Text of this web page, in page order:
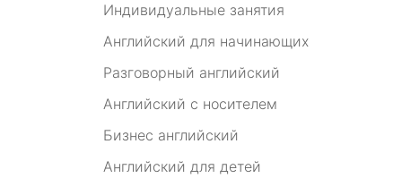
Индивидуальные занятия
Английский для начинающих
Разговорный английский
Английский с носителем
Бизнес английский
Английский для детей